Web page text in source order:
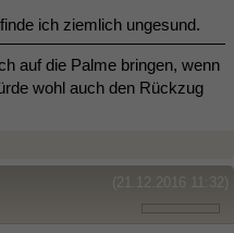
ich ziemlich ungesund.
auf die Palme bringen, wenn
wohl auch den Rückzug
(21.12.2016 11:32)